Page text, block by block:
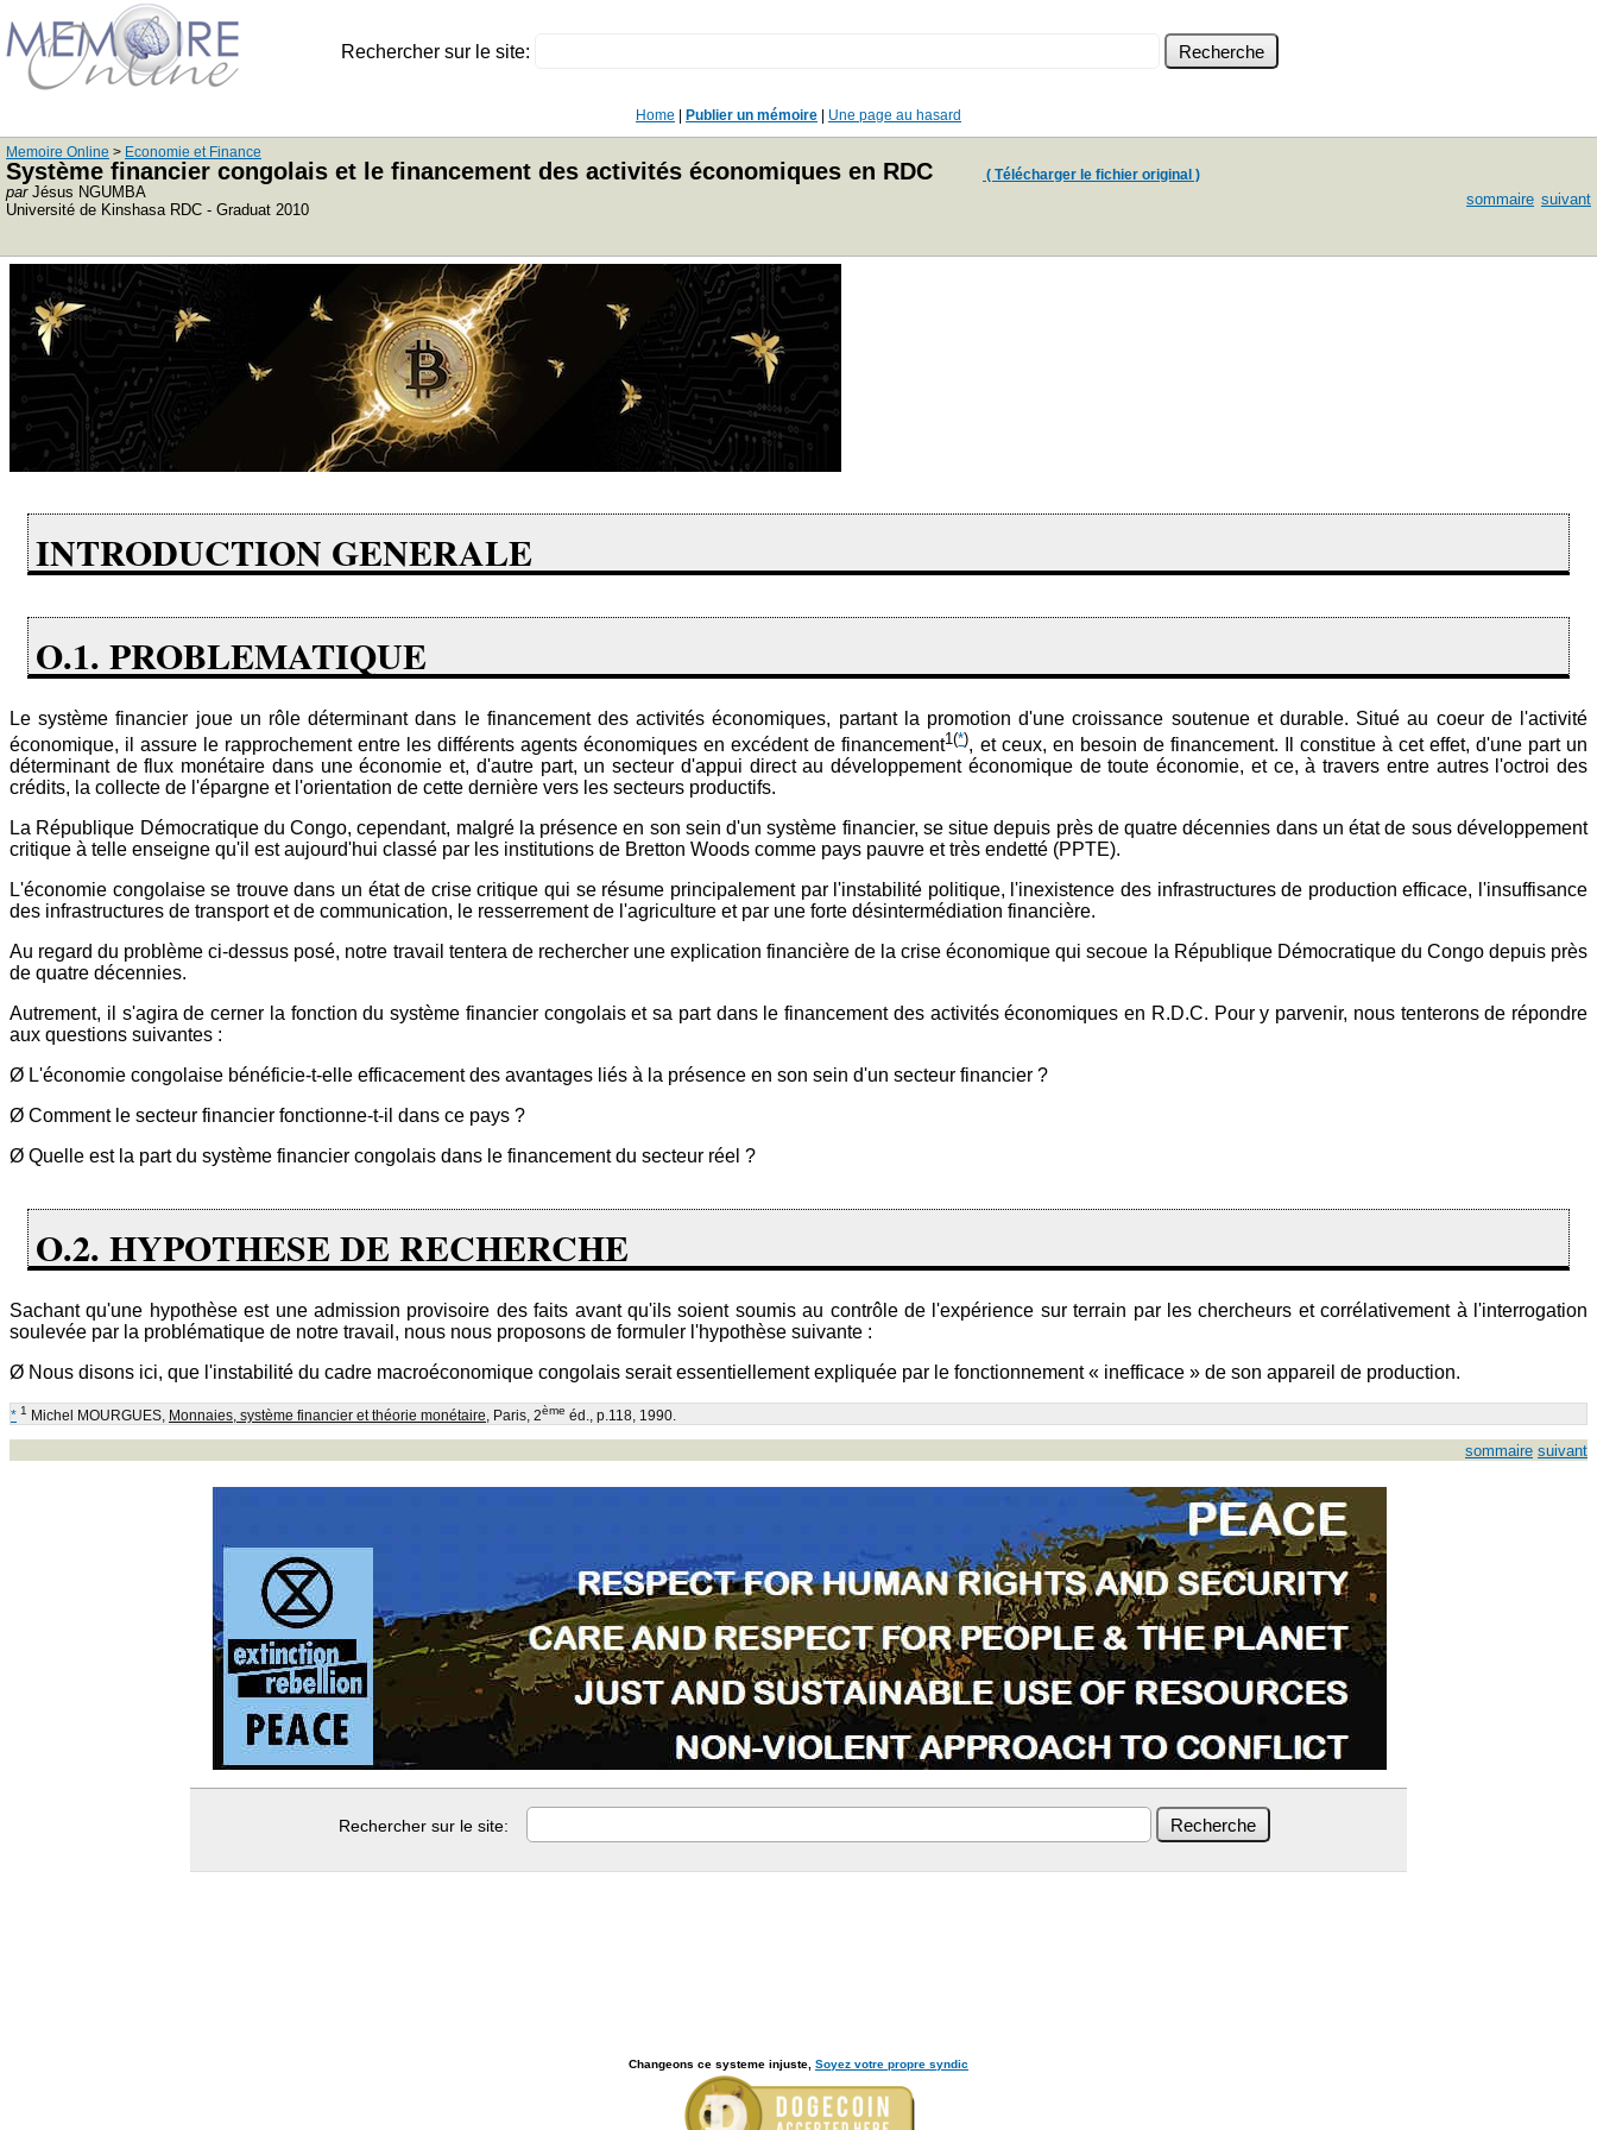
Rechercher sur le site:
Home Publier un mémoire Une page au hasard
Memoire Online > Economie et Finance
Système financier congolais et le financement des activités économiques en RDC ( Télécharger le fichier original )
parJésus NGUMBA
Université de Kinshasa RDC - Graduat 2010
sommaire suivant
INTRODUCTION GENERALE
O.1. PROBLEMATIQUE
Le système financier joue un rôle déterminant dans le financement des activités économiques, partant la promotion d'une croissance soutenue et durable. Situé au coeur de l'activité
économique, il assure le rapprochement entre les différents agents économiques en excédent de financement1(*), et ceux, en besoin de financement. Il constitue à cet effet, d'une part un
déterminant de flux monétaire dans une économie et, d'autre part, un secteur d'appui direct au développement économique de toute économie, et ce, à travers entre autres l'octroi des
crédits, la collecte de l'épargne et l'orientation de cette dernière vers les secteurs productifs.
La République Démocratique du Congo, cependant, malgré la présence en son sein d'un système financier, se situe depuis près de quatre décennies dans un état de sous développement
critique à telle enseigne qu'il est aujourd'hui classé par les institutions de Bretton Woods comme pays pauvre et très endetté (PPTE).
L'économie congolaise se trouve dans un état de crise critique qui se résume principalement par l'instabilité politique, l'inexistence des infrastructures de production efficace, l'insuffisance
des infrastructures de transport et de communication, le resserrement de l'agriculture et par une forte désintermédiation financière.
Au regard du problème ci-dessus posé, notre travail tentera de rechercher une explication financière de la crise économique qui secoue la République Démocratique du Congo depuis près
de quatre décennies.
Autrement, il s'agira de cerner la fonction du système financier congolais et sa part dans le financement des activités économiques en R.D.C. Pour y parvenir, nous tenterons de répondre
aux questions suivantes :
Ø L'économie congolaise bénéficie-t-elle efficacement des avantages liés à la présence en son sein d'un secteur financier ?
Ø Comment le secteur financier fonctionne-t-il dans ce pays ?
Ø Quelle est la part du système financier congolais dans le financement du secteur réel ?
O.2. HYPOTHESE DE RECHERCHE
Sachant qu'une hypothèse est une admission provisoire des faits avant qu'ils soient soumis au contrôle de l'expérience sur terrain par les chercheurs et corrélativement à l'interrogation
soulevée par la problématique de notre travail, nous nous proposons de formuler l'hypothèse suivante :
Ø Nous disons ici, que l'instabilité du cadre macroéconomique congolais serait essentiellement expliquée par le fonctionnement « inefficace » de son appareil de production.
* 1 Michel MOURGUES, Monnaies, système financier et théorie monétaire, Paris, 2ème éd., p.118, 1990.
sommaire suivant
Rechercher sur le site:
Changeons ce systeme injuste, Soyez votre propre syndic